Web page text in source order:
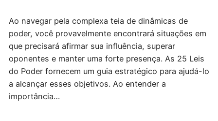
Ao navegar pela complexa teia de dinâmicas de
poder, você provavelmente encontrará situações em
que precisará afirmar sua influência, superar
oponentes e manter uma forte presença. As 25 Leis
do Poder fornecem um guia estratégico para ajudá-lo
a alcançar esses objetivos. Ao entender a
importância…